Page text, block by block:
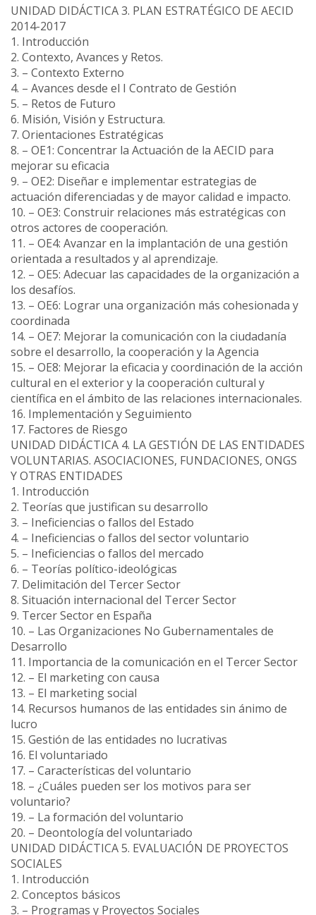
UNIDAD DIDÁCTICA 3. PLAN ESTRATÉGICO DE AECID
2014-2017
1. Introducción
2. Contexto, Avances y Retos.
3. – Contexto Externo
4. – Avances desde el I Contrato de Gestión
5. – Retos de Futuro
6. Misión, Visión y Estructura.
7. Orientaciones Estratégicas
8. – OE1: Concentrar la Actuación de la AECID para
mejorar su eficacia
9. – OE2: Diseñar e implementar estrategias de
actuación diferenciadas y de mayor calidad e impacto.
10. – OE3: Construir relaciones más estratégicas con
otros actores de cooperación.
11. – OE4: Avanzar en la implantación de una gestión
orientada a resultados y al aprendizaje.
12. – OE5: Adecuar las capacidades de la organización a
los desafíos.
13. – OE6: Lograr una organización más cohesionada y
coordinada
14. – OE7: Mejorar la comunicación con la ciudadanía
sobre el desarrollo, la cooperación y la Agencia
15. – OE8: Mejorar la eficacia y coordinación de la acción
cultural en el exterior y la cooperación cultural y
científica en el ámbito de las relaciones internacionales.
16. Implementación y Seguimiento
17. Factores de Riesgo
UNIDAD DIDÁCTICA 4. LA GESTIÓN DE LAS ENTIDADES
VOLUNTARIAS. ASOCIACIONES, FUNDACIONES, ONGS
Y OTRAS ENTIDADES
1. Introducción
2. Teorías que justifican su desarrollo
3. – Ineficiencias o fallos del Estado
4. – Ineficiencias o fallos del sector voluntario
5. – Ineficiencias o fallos del mercado
6. – Teorías político-ideológicas
7. Delimitación del Tercer Sector
8. Situación internacional del Tercer Sector
9. Tercer Sector en España
10. – Las Organizaciones No Gubernamentales de
Desarrollo
11. Importancia de la comunicación en el Tercer Sector
12. – El marketing con causa
13. – El marketing social
14. Recursos humanos de las entidades sin ánimo de
lucro
15. Gestión de las entidades no lucrativas
16. El voluntariado
17. – Características del voluntario
18. – ¿Cuáles pueden ser los motivos para ser
voluntario?
19. – La formación del voluntario
20. – Deontología del voluntariado
UNIDAD DIDÁCTICA 5. EVALUACIÓN DE PROYECTOS
SOCIALES
1. Introducción
2. Conceptos básicos
3. – Programas y Proyectos Sociales